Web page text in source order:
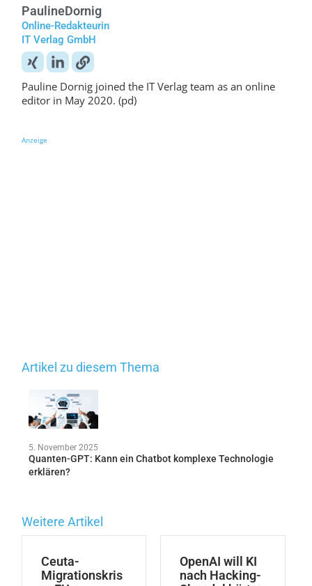
PaulineDornig
Online-Redakteurin
IT Verlag GmbH
Pauline Dornig joined the IT Verlag team as an online
editor in May 2020. (pd)
Anzeige
Artikel zu diesem Thema
5. November 2025
Quanten-GPT: Kann ein Chatbot komplexe Technologie
erklären?
Weitere Artikel
Ceuta-
Migrationskris
OpenAI will KI
nach Hacking-